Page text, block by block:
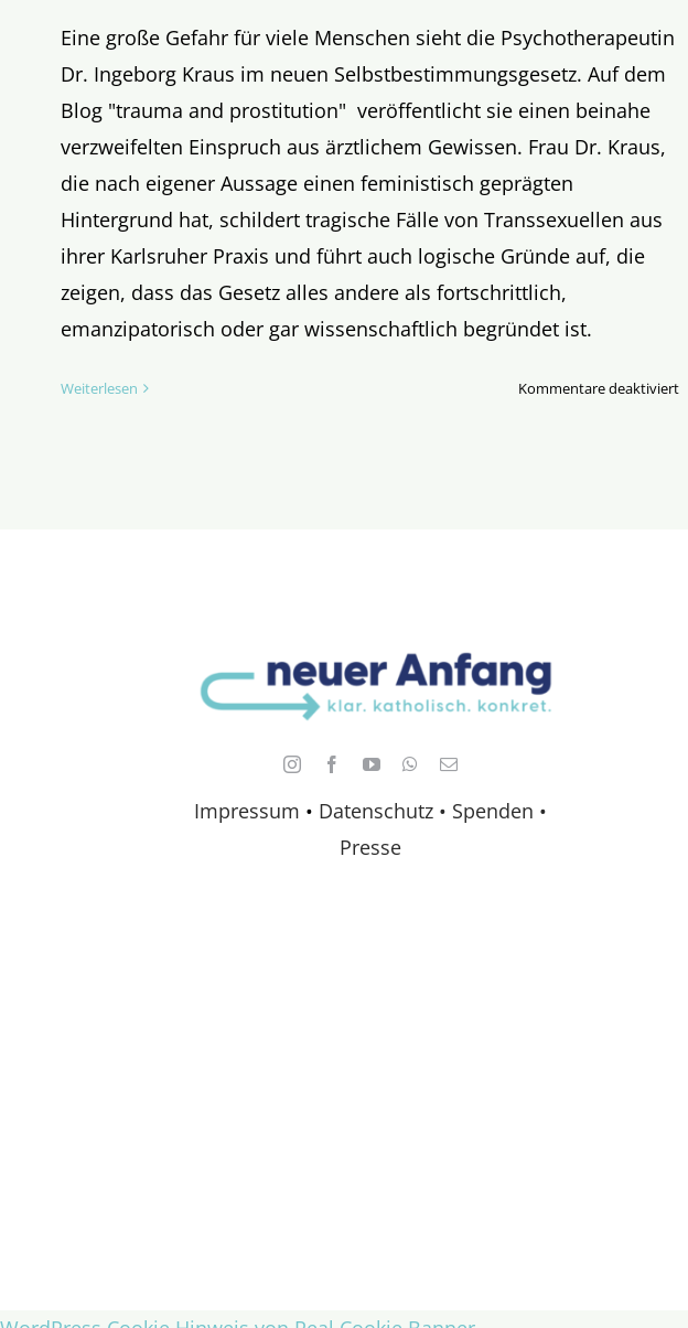
Eine große Gefahr für viele Menschen sieht die Psychotherapeutin
Dr. Ingeborg Kraus im neuen Selbstbestimmungsgesetz. Auf dem
Blog "trauma and prostitution" veröffentlicht sie einen beinahe
verzweifelten Einspruch aus ärztlichem Gewissen. Frau Dr. Kraus,
die nach eigener Aussage einen feministisch geprägten
Hintergrund hat, schildert tragische Fälle von Transsexuellen aus
ihrer Karlsruher Praxis und führt auch logische Gründe auf, die
zeigen, dass das Gesetz alles andere als fortschrittlich,
emanzipatorisch oder gar wissenschaftlich begründet ist.
Weiterlesen Kommentare deaktiviertfür
Impressum • Datenschutz • Spenden •
Presse